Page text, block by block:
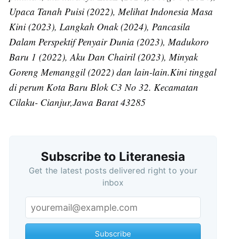
Upaca Tanah Puisi (2022), Melihat Indonesia Masa
Kini (2023), Langkah Onak (2024), Pancasila
Dalam Perspektif Penyair Dunia (2023), Madukoro
Baru 1 (2022), Aku Dan Chairil (2023), Minyak
Goreng Memanggil (2022) dan lain-lain.Kini tinggal
di perum Kota Baru Blok C3 No 32. Kecamatan
Cilaku- Cianjur,Jawa Barat 43285
Subscribe to Literanesia
Get the latest posts delivered right to your
inbox
Subscribe
Subscribe